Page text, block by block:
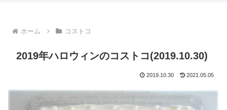
ホーム コストコ
2019年ハロウィンのコストコ(2019.10.30)
2019.10.30 2021.05.05